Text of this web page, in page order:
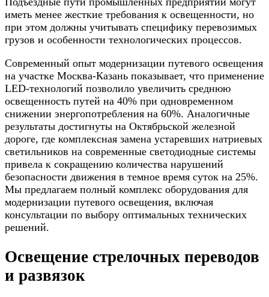
иметь менее жесткие требования к освещенности, но
при этом должны учитывать специфику перевозимых
грузов и особенности технологических процессов.
Современный опыт модернизации путевого освещения
на участке Москва-Казань показывает, что применение
LED-технологий позволило увеличить среднюю
освещенность путей на 40% при одновременном
снижении энергопотребления на 60%. Аналогичные
результаты достигнуты на Октябрьской железной
дороге, где комплексная замена устаревших натриевых
светильников на современные светодиодные системы
привела к сокращению количества нарушений
безопасности движения в темное время суток на 25%.
Мы предлагаем полный комплекс оборудования для
модернизации путевого освещения, включая
консультации по выбору оптимальных технических
решений.
Освещение стрелочных переводов
и развязок